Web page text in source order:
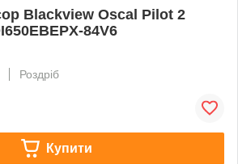
Blackview Oscal Pilot 2
84V6
Роздріб
Купити